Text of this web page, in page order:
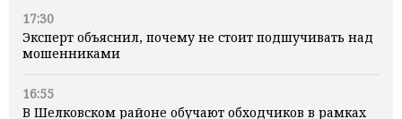
17:30
Эксперт объяснил, почему не стоит подшучивать над
мошенниками
16:55
В Шелковском районе обучают обходчиков в рамках